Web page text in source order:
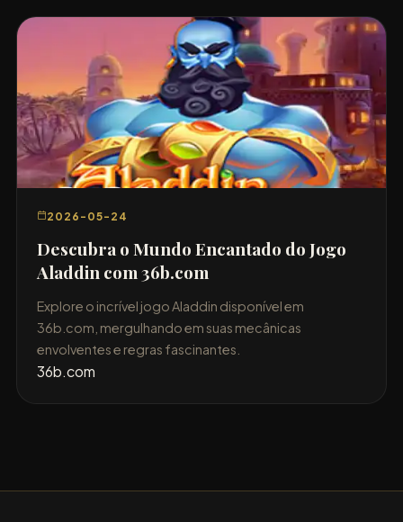
2026-05-24
Descubra o Mundo Encantado do Jogo
Aladdin com 36b.com
Explore o incrível jogo Aladdin disponível em
36b.com, mergulhando em suas mecânicas
envolventes e regras fascinantes.
36b.com